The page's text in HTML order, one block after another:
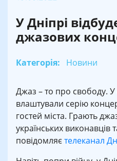
У Дніпрі
джазових
Категорія: Новини
Джаз – то про свободу. У
влаштували серію
гостей міста. Грають
українських виконавців
повідомляєтелеканал